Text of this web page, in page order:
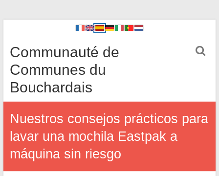
Communauté de
Communes du
Bouchardais
Nuestros consejos prácticos para
lavar una mochila Eastpak a
máquina sin riesgo